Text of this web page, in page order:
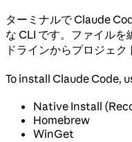
ターミナルで Claude
な CLI です。ファイル
ドラインからプロジェク
To install Claude Code,
Native Install
Homebrew
WinGet